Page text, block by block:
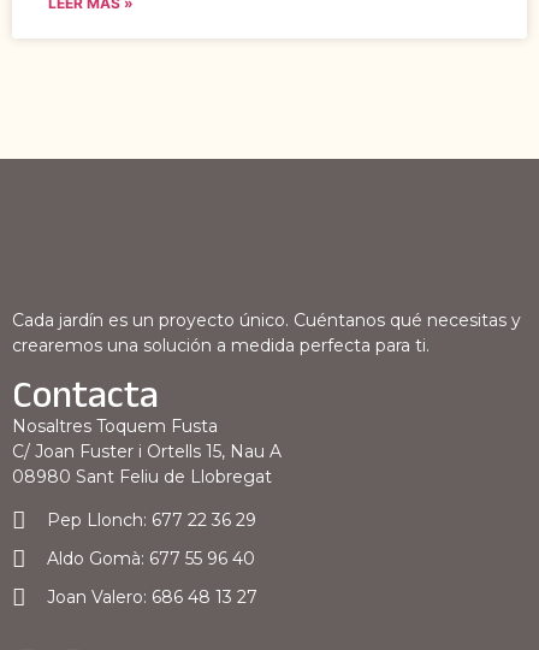
Cada jardín es un proyecto único. Cuéntanos qué necesitas y
crearemos una solución a medida perfecta para ti.
Contacta
Nosaltres Toquem Fusta
C/ Joan Fuster i Ortells 15, Nau A
08980 Sant Feliu de Llobregat
Pep Llonch: 677 22 36 29
Aldo Gomà: 677 55 96 40
Joan Valero: 686 48 13 27